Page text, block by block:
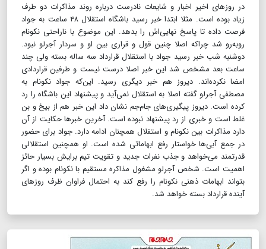
در روزهای اخیر اخبار و شایعات نادرست درباره روند مذاکرات دو طرف
زیاد بوده است. مثلا ابتدا خبر رسید باشگاه استقلال ۴۸ ساعت به جواد
فرصت داده تا پاسخ نهایی‌اش را بدهد. این موضوع با ناراحتی نکونام
روبه‌رو شد چراکه اصلا چنین قول و قراری بین او و سردار آجرلو نبود.
دوشنبه شب خبر رسید جواد با استقلال قرارداد سه ساله بسته ولی چند
ساعت بعد مشخص شد این خبر اصلا درست نیست و طرفین قراردادی
امضا نکرده‌اند. دیروز هم خبر دیگری رسید. این‌که جواد نکونام به
مصطفی آجرلو گفته اصلا به استقلال نمی‌آید و پیشنهاد این باشگاه را رد
کرده است. دیروز پیگیری‌های جام‌جم نشان داد این خبر هم از بیخ و بن
غلط است و خبری از رد پیشنهاد نبوده است. آخرین خبرها حکایت از آن
دارد مذاکرات بین نکونام و استقلال همچنان ادامه دارد. جواد برای حضور
در جمع آبی‌ها خواستار رفع ابهاماتی شده است. او همچنین استقلالی
قدرتمند می‌خواهد و جذب نفرات جدید و تقویت تیم برایش بسیار حائز
اهمیت است. شخص آجرلو مشغول مذاکره مستقیم با نکونام بوده و اگر
بتواند ابهامات ذهنی نکونام را رفع کند به احتمال فراوان ظرف روزهای
آینده قرارداد بسته خواهد شد.